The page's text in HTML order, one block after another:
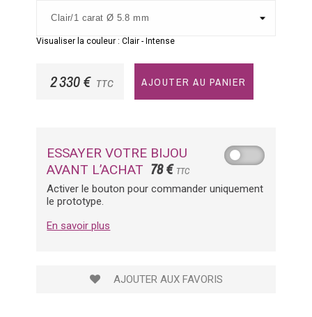
Visualiser la couleur :Clair - Intense
2 330 € TTC AJOUTER AU PANIER
ESSAYER VOTRE BIJOU
AVANT L’ACHAT 78 € TTC
Activer le bouton pour commander uniquement
le prototype.
En savoir plus
AJOUTER AUX FAVORIS